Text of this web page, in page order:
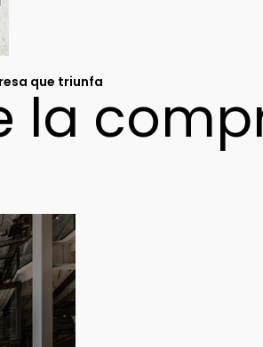
que triunfa
la